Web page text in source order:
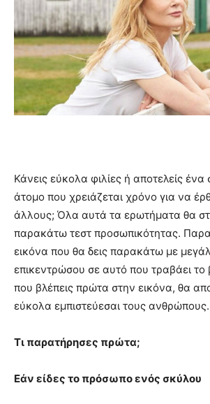
Κάνεις εύκολα φιλίες ή αποτελείς
άτομο που χρειάζεται χρόνο για να
άλλους; Όλα αυτά τα ερωτήματα θα
παρακάτω τεστ προσωπικότητας.
εικόνα που θα δεις παρακάτω με
επικεντρώσου σε αυτό που τραβάει
που βλέπεις πρώτα στην εικόνα, θα
εύκολα εμπιστεύεσαι τους ανθρώπους.
Τι παρατήρησες πρώτα;
Εάν είδες το πρόσωπο ενός σκύλου